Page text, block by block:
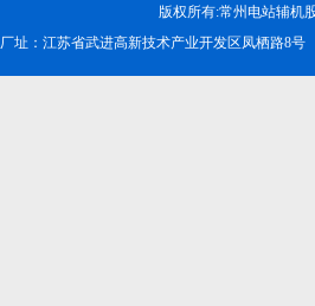
版权所有:常州电站辅
厂址：江苏省武进高新技术产业开发区凤栖路8